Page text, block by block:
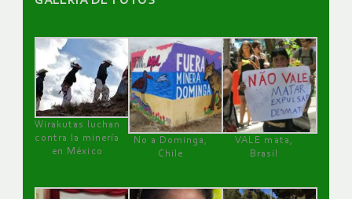
Wirakutas luchan
contra la minería
en México
No a Dominga,
Chile
VALE mata,
Brasil